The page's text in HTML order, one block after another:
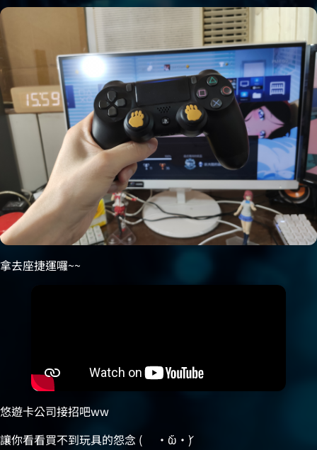
拿去座捷運囉~~
悠遊卡公司接招吧ww
讓你看看買不到玩具的怨念 (☄・̀ὤ・́)☄